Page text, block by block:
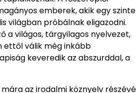
emberek, akik egy szinte
világban próbálnak eligazodni.
a világos, tárgyilagos nyelvezet,
ettől válik még inkább
keveredik az abszurddal, a
az irodalmi köznyelv részévé